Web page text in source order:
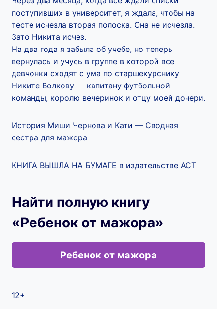
поступивших в университет, я ждала, чтобы на
тесте исчезла вторая полоска. Она не исчезла.
Зато Никита исчез.
На два года я забыла об учебе, но теперь
вернулась и учусь в группе в которой все
девчонки сходят с ума по старшекурснику
Никите Волкову — капитану футбольной
команды, королю вечеринок и отцу моей дочери.
История Миши Чернова и Кати — Сводная
сестра для мажора
КНИГА ВЫШЛА НА БУМАГЕ в издательстве АСТ
Найти полную книгу
«Ребенок от мажора»
Ребенок от мажора
12+